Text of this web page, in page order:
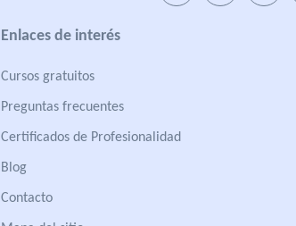
Enlaces de interés
Cursos gratuitos
Preguntas frecuentes
Certificados de Profesionalidad
Blog
Contacto